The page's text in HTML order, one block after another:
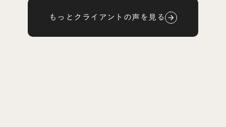
もっとクライアントの声を見る arrow_forward